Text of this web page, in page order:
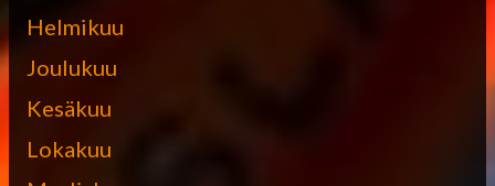
Helmikuu
Joulukuu
Kesäkuu
Lokakuu